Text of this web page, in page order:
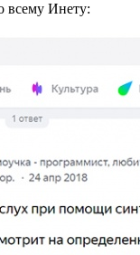
всему Инету: